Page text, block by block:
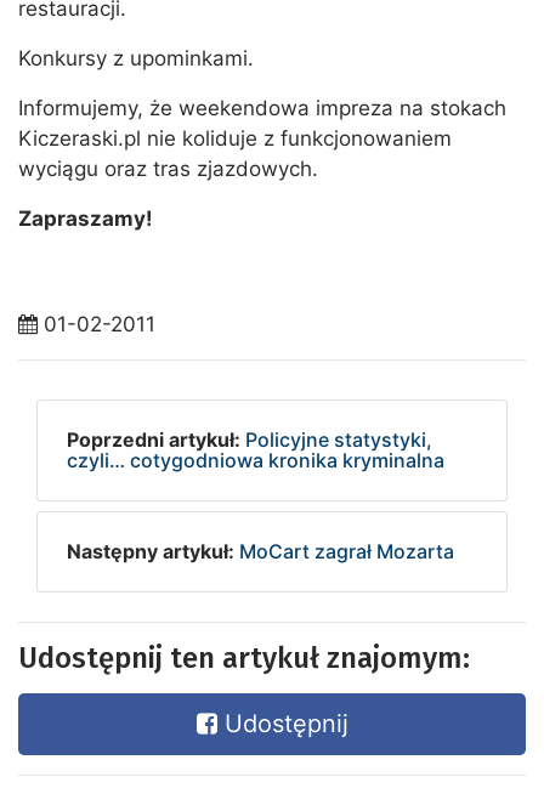
restauracji.
Konkursy z upominkami.
Informujemy, że weekendowa impreza na stokach
Kiczeraski.pl nie koliduje z funkcjonowaniem
wyciągu oraz tras zjazdowych.
Zapraszamy!
01-02-2011
Poprzedni artykuł: Policyjne statystyki,
czyli… cotygodniowa kronika kryminalna
Następny artykuł: MoCart zagrał Mozarta
Udostępnij ten artykuł znajomym:
Udostępnij